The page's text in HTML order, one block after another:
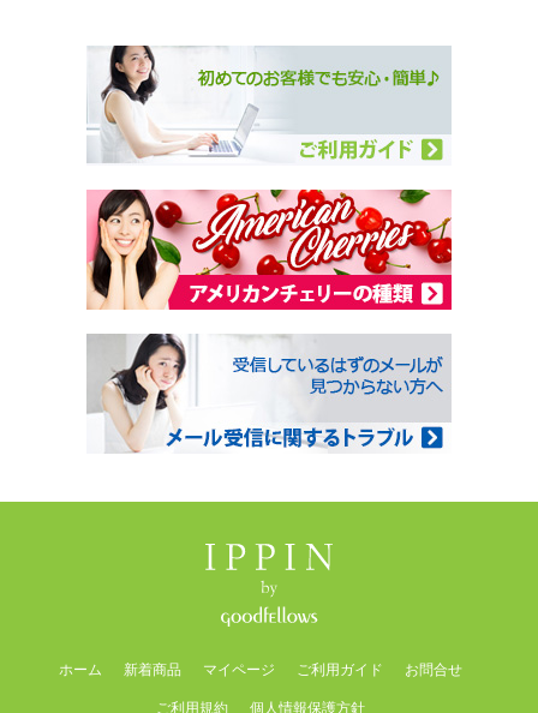
ホーム 新着商品 マイページ ご利用ガイド お問合せ
ご利用規約 個人情報保護方針